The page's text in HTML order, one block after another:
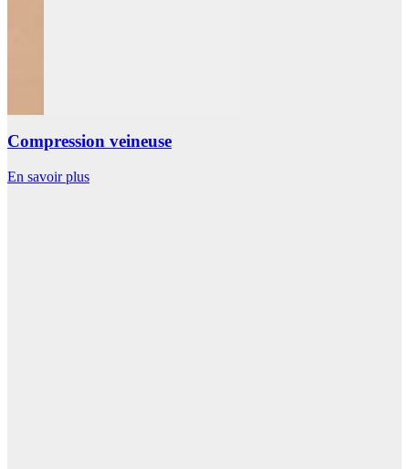
Compression veineuse
En savoir plus